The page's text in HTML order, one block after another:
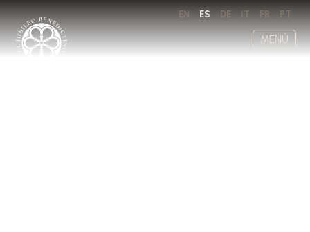
EN ES DE IT FR PT
MENÚ